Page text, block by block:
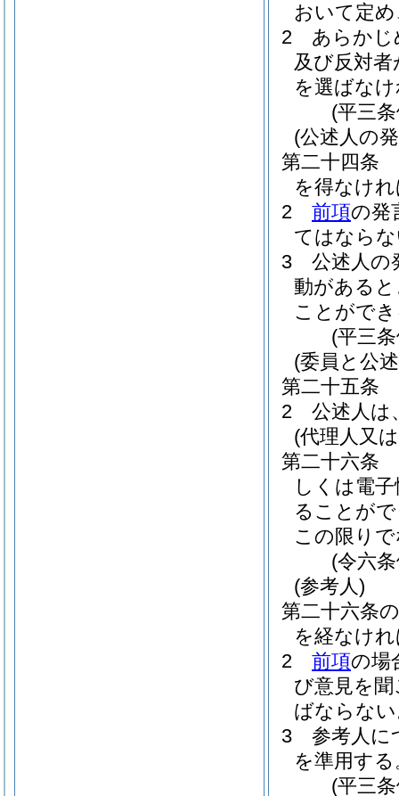
おいて定
2
あらかじ
及び反対
を選ばな
(平三
(公述人の
第二十四条
を得なけ
2
前項の発
てはなら
3
公述人の
動がある
ことがで
(平三
(委員と公
第二十五条
2
公述人は
(代理人又
第二十六条
しくは電
ることが
この限り
(令六
(参考人)
第二十六条
を経なけ
2
前項の場
び意見を
ばならな
3
参考人に
を準用する
(平三